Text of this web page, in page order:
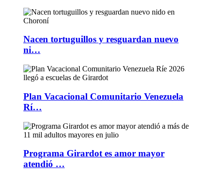
Nacen tortuguillos y resguardan nuevo
ni…
Plan Vacacional Comunitario Venezuela
Rí…
Programa Girardot es amor mayor
atendió …